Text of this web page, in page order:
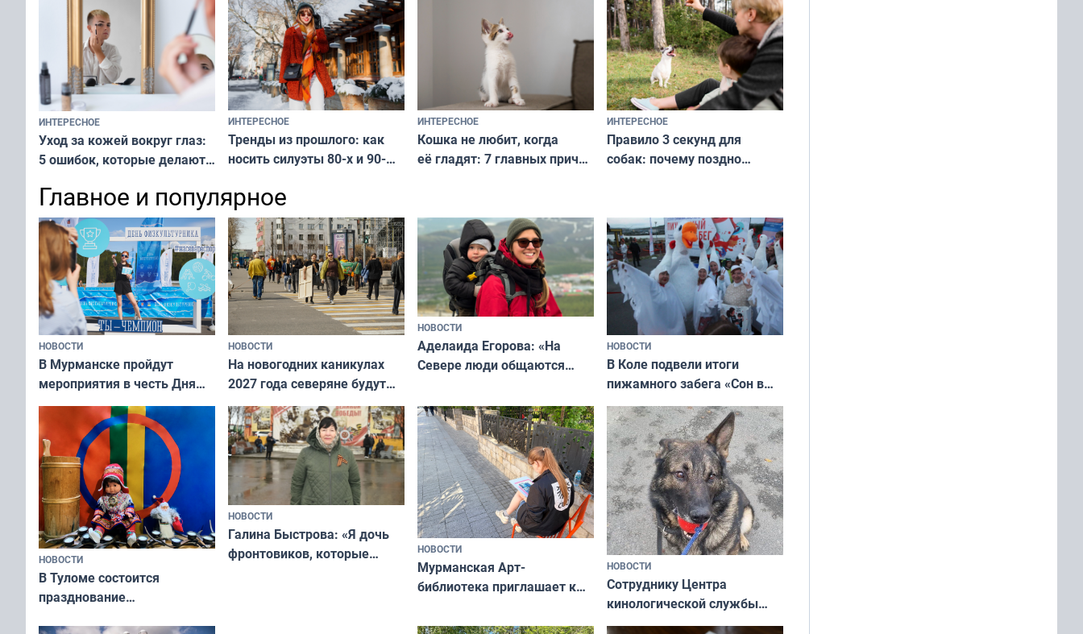
и характером
ИНТЕРЕСНОЕ
Уход за кожей вокруг глаз:
5 ошибок, которые делают
и вернуть свежий взгляд
без дорогих средств
ИНТЕРЕСНОЕ
Тренды из прошлого: как
носить силуэты 80-х и 90-
современно и стильно без
переплат
ИНТЕРЕСНОЕ
Кошка не любит, когда
её гладят: 7 главных причин
независимому питомцу
ИНТЕРЕСНОЕ
Правило 3 секунд для
собак: почему поздно
питомцу всё сразу и без
криков
Главное и популярное
НОВОСТИ
В Мурманске пройдут
мероприятия в честь Дня
физкультурника
НОВОСТИ
На новогодних каникулах
2027 года северяне будут
отдыхать 11 дней
НОВОСТИ
Аделаида Егорова: «На
Севере люди общаются
а потому что
ты им интересен»
НОВОСТИ
В Коле подвели итоги
пижамного забега «Сон в
Олимпийскую ночь»
НОВОСТИ
В Туломе состоится
празднование
НОВОСТИ
Галина Быстрова: «Я дочь
фронтовиков, которые
НОВОСТИ
Мурманская Арт-
библиотека приглашает к
и фотографов
НОВОСТИ
Сотруднику Центра
кинологической службы
ищут новый дом